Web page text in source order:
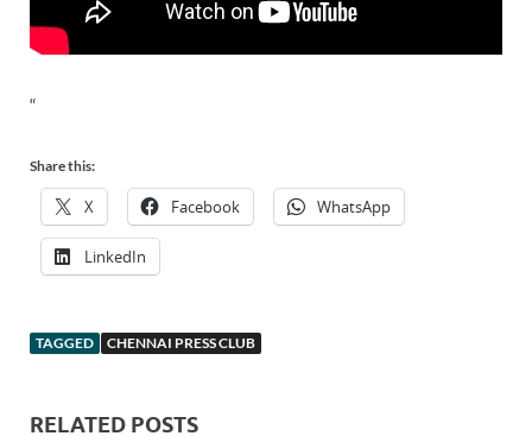
“
Share this:
X Facebook WhatsApp
LinkedIn
TAGGED CHENNAI PRESS CLUB
RELATED POSTS